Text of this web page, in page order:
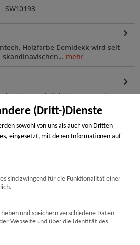
(Dritt-)Dienste
sowohl von uns als auch von Dritten
eingesetzt, mit denen Informationen auf
und/oder von Ihrem Endgerät abgerufen
, Marketing- und Statistik-Cookies. Bei den
es sich um solche, die technisch notwendig
Dienst bereitzustellen, die übrigen
einer von Ihnen erteilten Einwilligung
freiwillig. Personen, die das 16. Lebensjahr
benötigen die Zustimmung der
Ihre Entscheidung jederzeit mit Wirkung
Rufen Sie dazu lediglich den Cookie-Banner
sind zwingend für die Funktionalität einer
und speichern verschiedene Daten
Webseite und über die Identität des
SW10193
Holzfarbe Demidekk wird seit
skandinavischen... mehr
und diskutieren...mehr